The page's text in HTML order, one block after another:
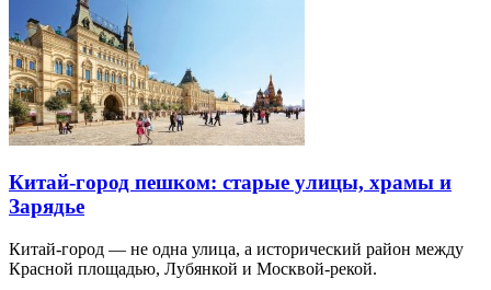
Китай-город пешком: старые улицы, храмы и
Зарядье
Китай-город — не одна улица, а исторический район между
Красной площадью, Лубянкой и Москвой-рекой.